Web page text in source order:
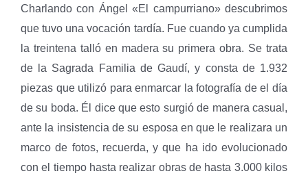
Charlando con Ángel «El campurriano» descubrimos
que tuvo una vocación tardía. Fue cuando ya cumplida
la treintena talló en madera su primera obra. Se trata
de la Sagrada Familia de Gaudí, y consta de 1.932
piezas que utilizó para enmarcar la fotografía de el día
de su boda. Él dice que esto surgió de manera casual,
ante la insistencia de su esposa en que le realizara un
marco de fotos, recuerda, y que ha ido evolucionado
con el tiempo hasta realizar obras de hasta 3.000 kilos